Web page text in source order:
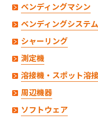
ベンディングマシン
ベンディングシステム
シャーリング
測定機
溶接機・スポット溶
周辺機器
ソフトウェア